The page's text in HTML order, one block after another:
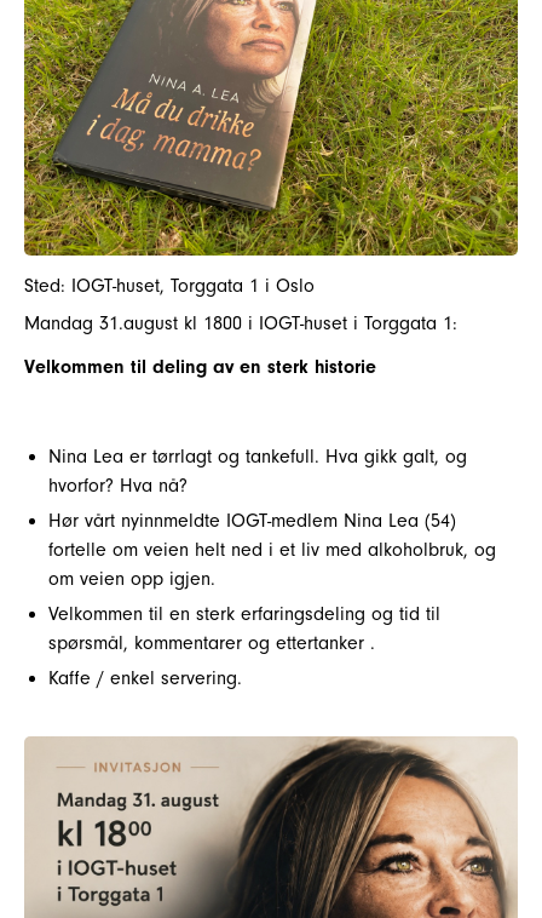
Sted: IOGT-huset, Torggata 1 i Oslo
Mandag 31.august kl 1800 i IOGT-huset i Torggata 1:
Velkommen til deling av en sterk historie
Nina Lea er tørrlagt og tankefull. Hva gikk galt, og
hvorfor? Hva nå?
Hør vårt nyinnmeldte IOGT-medlem Nina Lea (54)
fortelle om veien helt ned i et liv med alkoholbruk, og
om veien opp igjen.
Velkommen til en sterk erfaringsdeling og tid til
spørsmål, kommentarer og ettertanker .
Kaffe / enkel servering.